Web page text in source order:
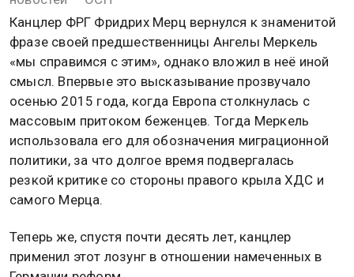
Канцлер ФРГ Фридрих Мерц вернулся к знаменитой
фразе своей предшественницы Ангелы Меркель
«мы справимся с этим», однако вложил в неё иной
смысл. Впервые это высказывание прозвучало
осенью 2015 года, когда Европа столкнулась с
массовым притоком беженцев. Тогда Меркель
использовала его для обозначения миграционной
политики, за что долгое время подвергалась
резкой критике со стороны правого крыла ХДС и
самого Мерца.
Теперь же, спустя почти десять лет, канцлер
применил этот лозунг в отношении намеченных в